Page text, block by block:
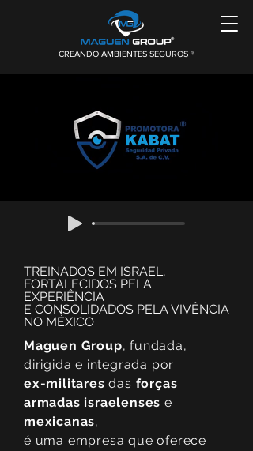
CREANDO AMBIENTES SEGUROS ®
TREINADOS EM ISRAEL,
FORTALECIDOS PELA
EXPERIÊNCIA
E CONSOLIDADOS PELA VIVÊNCIA
NO MÉXICO
Maguen Group, fundada,
dirigida e integrada por
ex-militares das forças
armadas israelenses e
mexicanas,
é uma empresa que oferece